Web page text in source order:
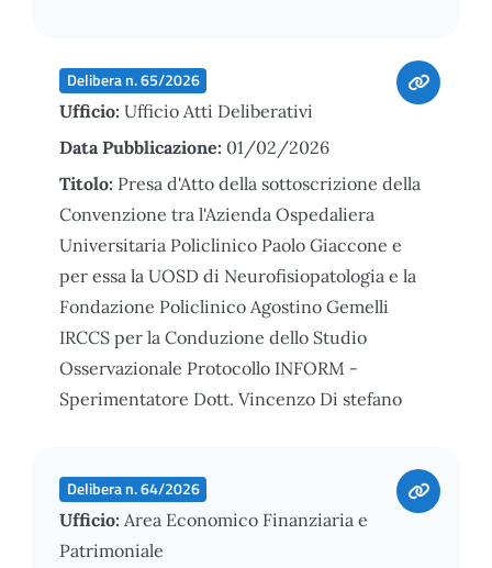
Delibera n. 65/2026
Ufficio: Ufficio Atti Deliberativi
Data Pubblicazione: 01/02/2026
Titolo: Presa d'Atto della sottoscrizione della
Convenzione tra l'Azienda Ospedaliera
Universitaria Policlinico Paolo Giaccone e
per essa la UOSD di Neurofisiopatologia e la
Fondazione Policlinico Agostino Gemelli
IRCCS per la Conduzione dello Studio
Osservazionale Protocollo INFORM -
Sperimentatore Dott. Vincenzo Di stefano
Delibera n. 64/2026
Ufficio: Area Economico Finanziaria e
Patrimoniale